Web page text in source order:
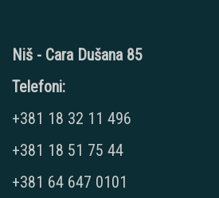
Niš - Cara Dušana 85
Telefoni:
+381 18 32 11 496
+381 18 51 75 44
+381 64 647 0101